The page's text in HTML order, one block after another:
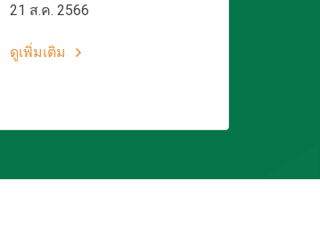
21 ส.ค. 2566
ดูเพิ่มเติม